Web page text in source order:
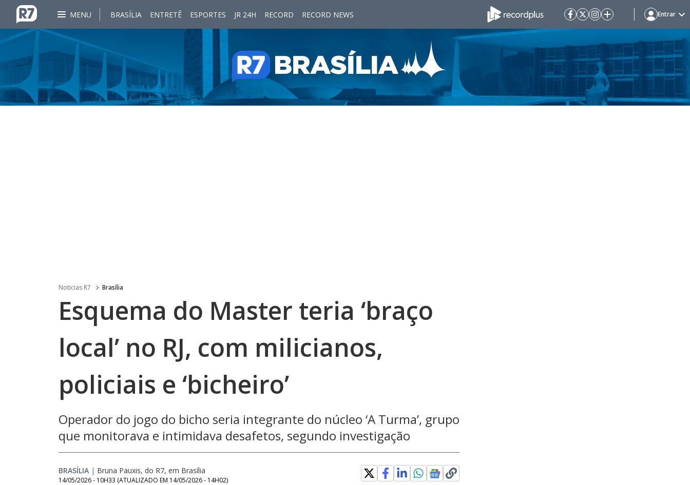
MENU BRASÍLIA ENTRETÊ ESPORTES JR 24H RECORD RECORD NEWS Entrar
Noticias R7 Brasília
Esquema do Master teria ‘braço
local’ no RJ, com milicianos,
policiais e ‘bicheiro’
Operador do jogo do bicho seria integrante do núcleo ‘A Turma’, grupo
que monitorava e intimidava desafetos, segundo investigação
BRASÍLIA | Bruna Pauxis, do R7, em Brasília
14/05/2026 - 10H33 (ATUALIZADO EM 14/05/2026 - 14H02)